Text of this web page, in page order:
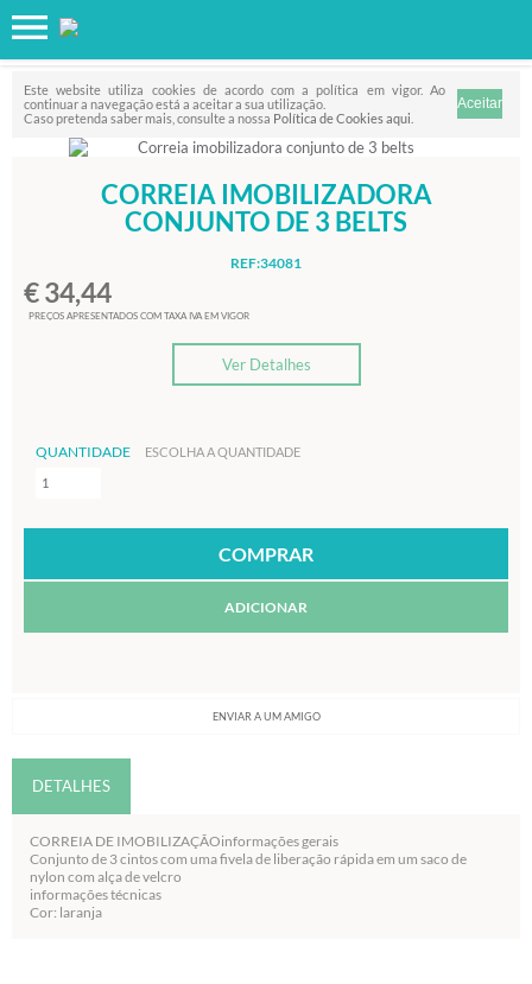
Este website utiliza cookies de acordo com a política em vigor. Ao
continuar a navegação está a aceitar a sua utilização.
Caso pretenda saber mais, consulte a nossa Política de Cookies aqui
CORREIA IMOBILIZADORA
CONJUNTO DE 3 BELTS
REF:34081
€ 34,44
PREÇOS APRESENTADOS COM TAXA IVA EM VIGOR
Ver Detalhes
QUANTIDADE ESCOLHA A QUANTIDADE
ADICIONAR
ENVIAR A UM AMIGO
DETALHES
CORREIA DE IMOBILIZAÇÃOinformações gerais
Conjunto de 3 cintos com uma fivela de liberação rápida em um saco de
nylon com alça de velcro
informações técnicas
Cor: laranja